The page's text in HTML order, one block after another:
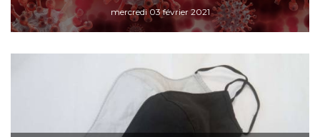
mercredi 03 février 2021